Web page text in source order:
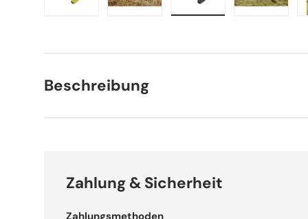
Beschreibung
Zahlung & Sicherheit